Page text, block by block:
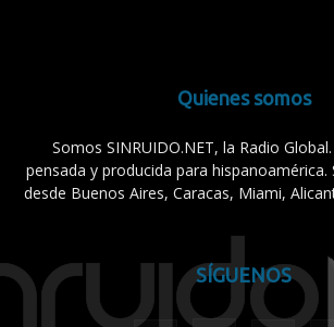
Quienes somos
Somos SINRUIDO.NET, la Radio
pensada y producida para hispanoamérica.
desde Buenos Aires, Caracas, Miami,
SÍGUENOS